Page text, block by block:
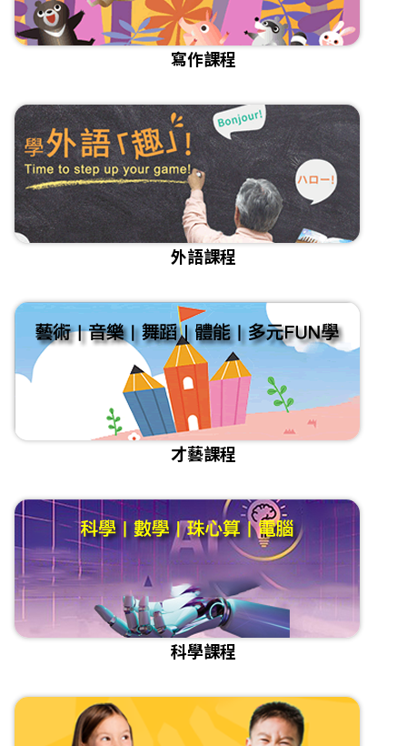
寫作課程
外語課程
才藝課程
科學課程